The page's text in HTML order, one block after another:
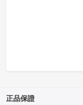
正品保證